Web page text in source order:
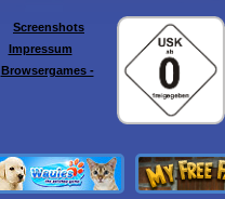
Screenshots
Impressum
Browsergames -